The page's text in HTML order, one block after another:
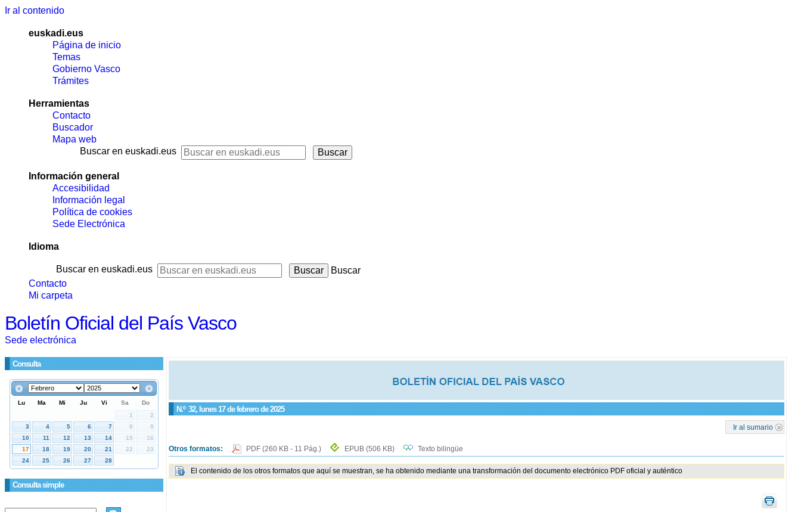
Ir al contenido
euskadi.eus
Página de inicio
Temas
Gobierno Vasco
Trámites
Herramientas
Contacto
Buscador
Mapa web
Buscar en euskadi.eus
Información general
Accesibilidad
Información legal
Política de cookies
Sede Electrónica
Idioma
Buscar en euskadi.eus
Buscar
Contacto
Mi carpeta
Boletín Oficial del País Vasco
Sede electrónica
Consulta
Consulta simple
N.º 32, lunes 17 de febrero de 2025
Ir al sumario
Otros formatos: PDF (260 KB - 11 Pág.) EPUB (506 KB) Texto bilingüe
El contenido de los otros formatos que aquí se muestran, se ha obtenido mediante una transformación del documento electrónico PDF oficial y auténtico